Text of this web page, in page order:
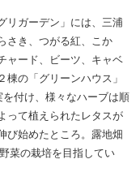
リガーデン」には、三浦
さき、つがる紅、こか
ャード、ビーツ、キャベ
棟の「グリーンハウス」
付け、様々なハーブは順
って植えられたレタスが
び始めたところ。露地畑
菜の栽培を目指してい